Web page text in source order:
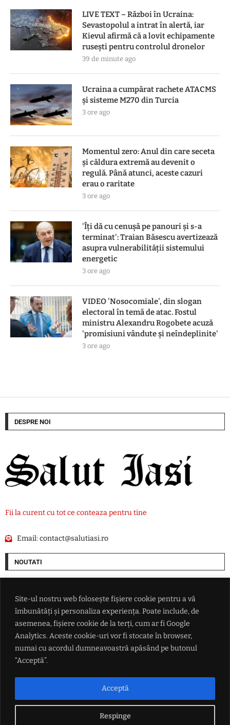
Site-ul nostru web folosește fișiere cookie pentru a vă
îmbunătăți și personaliza experiența. Poate include, de
asemenea, fișiere cookie de la terți, cum ar fi Google
Analytics. Aceste cookie-uri vor fi stocate în browser,
numai cu acordul dumneavoastră apăsând pe butonul
“Acceptă”.
Respinge
Acceptă
LIVE TEXT – Război în Ucraina:
Sevastopolul a intrat în alertă, iar
Kievul afirmă că a lovit echipamente
rusești pentru controlul dronelor
39 de minute ago
Ucraina a cumpărat rachete ATACMS
și sisteme M270 din Turcia
3 ore ago
Momentul zero: Anul din care seceta
și căldura extremă au devenit o
regulă. Până atunci, aceste cazuri
erau o raritate
3 ore ago
'Îți dă cu cenușă pe panouri și s-a
terminat': Traian Băsescu avertizează
asupra vulnerabilității sistemului
energetic
3 ore ago
VIDEO 'Nosocomiale', din slogan
electoral în temă de atac. Fostul
ministru Alexandru Rogobete acuză
'promisiuni vândute și neîndeplinite'
3 ore ago
DESPRE NOI
Fii la curent cu tot ce conteaza pentru tine
Email:contact@salutiasi.ro
NOUTATI
Kievul afirmă că a lovit echipamente rusești pentru controlul dronelor
Ucraina a cumpărat rachete ATACMS și sisteme M270 din Turcia
Momentul zero: Anul din care seceta și căldura extremă au devenit o
regulă. Până atunci, aceste cazuri erau o raritate
'Îți dă cu cenușă pe panouri și s-a terminat': Traian Băsescu avertizează